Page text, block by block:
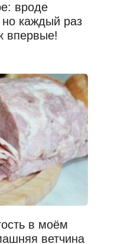
вроде
каждый раз
впервые!
в моём
ветчина